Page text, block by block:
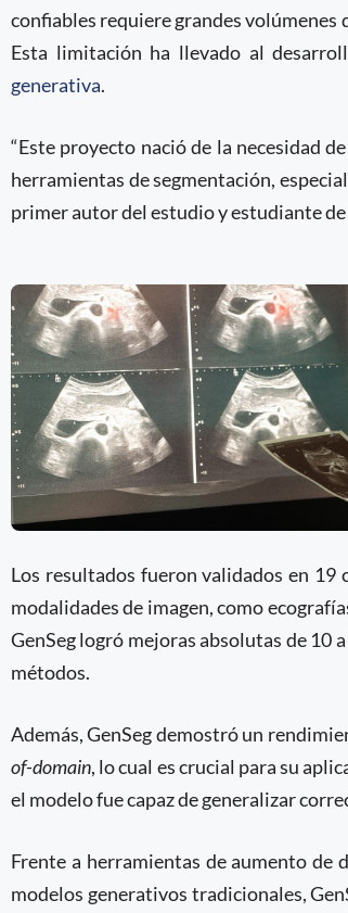
confiables requiere grandes volúmenes
Esta limitación ha llevado al
generativa.
“Este proyecto nació de la necesidad
herramientas de segmentación,
primer autor del estudio y estudiante
Los resultados fueron validados en 19
modalidades de imagen, como
GenSeg logró mejoras absolutas de 10
métodos.
Además, GenSeg demostró un
of-domain, lo cual es crucial para su
el modelo fue capaz de generalizar
Frente a herramientas de aumento de
modelos generativos tradicionales,